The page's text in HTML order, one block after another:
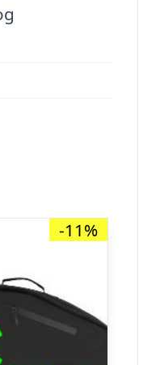
-11%